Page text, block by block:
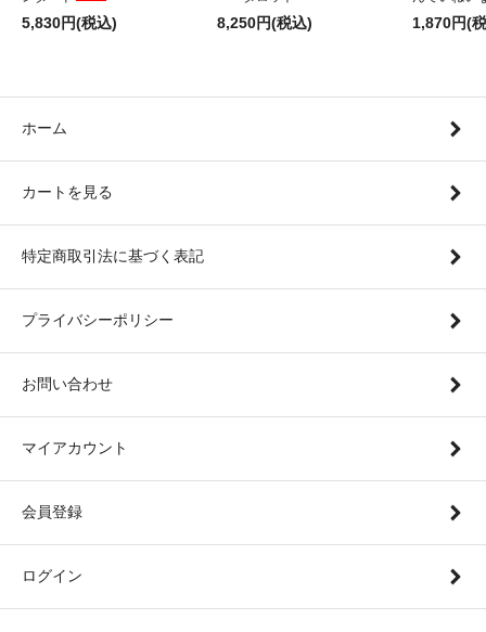
5,830円(税込) 8,250円(税込) 1,870円(
ホーム
カートを見る
特定商取引法に基づく表記
プライバシーポリシー
お問い合わせ
マイアカウント
会員登録
ログイン